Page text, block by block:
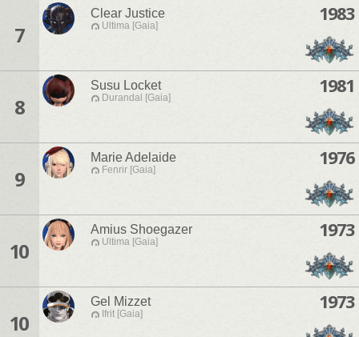
7
Clear Justice
Ultima [Gaia]
1983
8
Susu Locket
Durandal [Gaia]
1981
9
Marie Adelaide
Fenrir [Gaia]
1976
10
Amius Shoegazer
Ultima [Gaia]
1973
10
Gel Mizzet
Ifrit [Gaia]
1973